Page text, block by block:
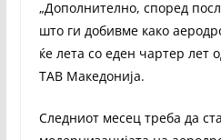
„Дополнително, според
што ги добивме како
ќе лета со еден чартер лет
ТАВ Македонија.
Следниот месец треба да